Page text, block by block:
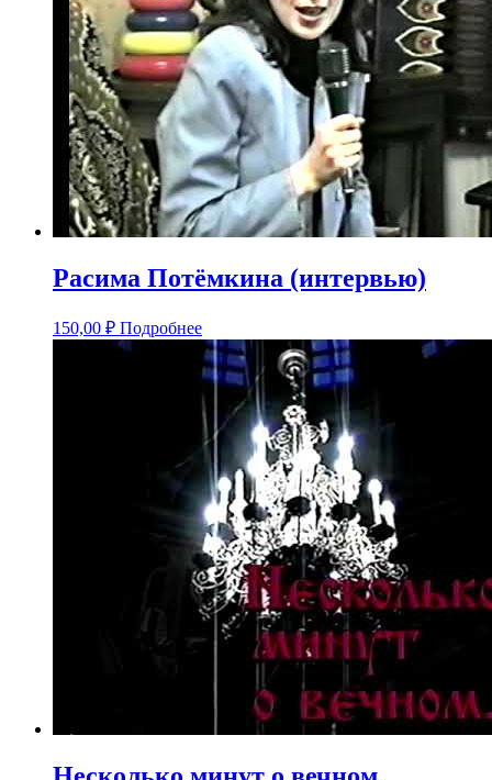
Расима Потёмкина (интервью)
150,00 ₽ Подробнее